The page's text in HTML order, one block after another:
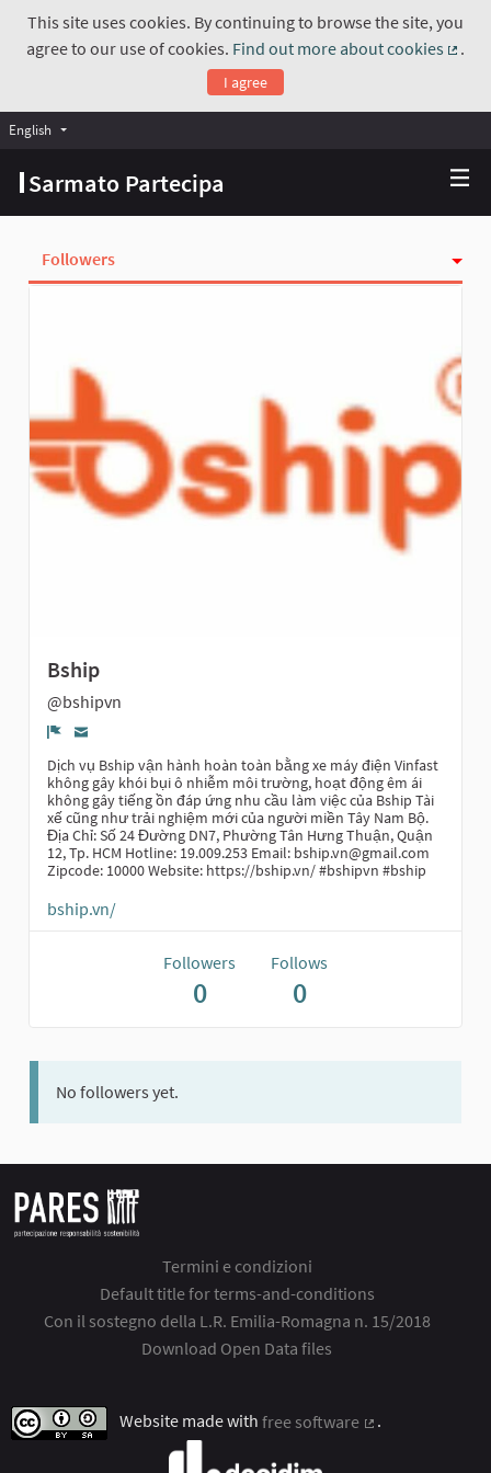
This site uses cookies. By continuing to browse the site, you
agree to our use of cookies. Find out more about cookies
.
I agree
Sarmato Partecipa
English Choose language
Followers
Bship
@bshipvn
Report
Dịch vụ Bship vận hành hoàn toàn bằng xe máy điện Vinfast
không gây khói bụi ô nhiễm môi trường, hoạt động êm ái
không gây tiếng ồn đáp ứng nhu cầu làm việc của Bship Tài
xế cũng như trải nghiệm mới của người miền Tây Nam Bộ.
Địa Chỉ: Số 24 Đường DN7, Phường Tân Hưng Thuận, Quận
12, Tp. HCM Hotline: 19.009.253 Email: bship.vn@gmail.com
Zipcode: 10000 Website: https://bship.vn/ #bshipvn #bship
bship.vn/
Followers
0
Follows
0
No followers yet.
Termini e condizioni
Default title for terms-and-conditions
Con il sostegno della L.R. Emilia-Romagna n. 15/2018
Download Open Data files
Website made with free software
.